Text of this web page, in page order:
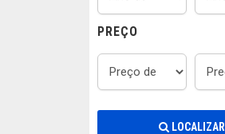
PREÇO
LOCALIZAR